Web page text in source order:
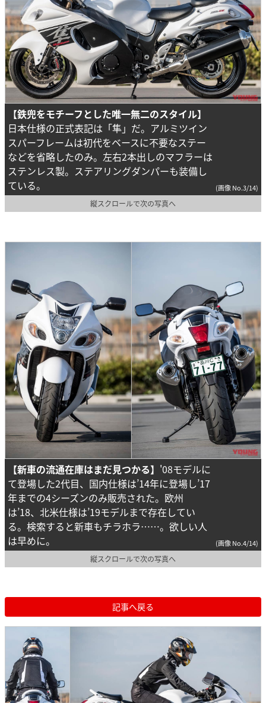
【鉄兜をモチーフとした唯一無二のスタイル】
日本仕様の正式表記は「隼」だ。アルミツイン
スパーフレームは初代をベースに不要なステー
などを省略したのみ。左右2本出しのマフラーは
ステンレス製。ステアリングダンパーも装備し
ている。
(画像 No.3/14)
縦スクロールで次の写真へ
【新車の流通在庫はまだ見つかる】 '08モデルに
て登場した2代目、国内仕様は’14年に登場し’17
年までの4シーズンのみ販売された。欧州
は’18、北米仕様は’19モデルまで存在してい
る。検索すると新車もチラホラ……。欲しい人
は早めに。
(画像 No.4/14)
縦スクロールで次の写真へ
記事へ戻る